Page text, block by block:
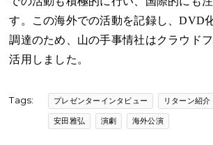
す。この海外での活動を記録し、DVD
調達のため、山の手事情社はクラウド
活用しました。
Tags: プレゼンターインタビュー リターン紹介
安田雅弘 演劇 海外公演